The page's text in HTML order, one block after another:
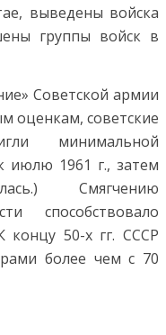
выведены войска
группы войск в
Советской армии
оценкам, советские
минимальной
июлю 1961 г., затем
Смягчению
способствовало
концу 50-х гг. СССР
более чем с 70